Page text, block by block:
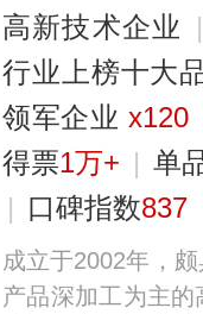
高新技术企业
行业上榜十大
领军企业x120
得票1万+ | 单
| 口碑指数837
成立于2002年，
产品深加工为主